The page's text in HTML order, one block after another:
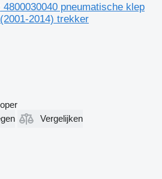
pneumatische klep
2014) trekker
Vergelijken